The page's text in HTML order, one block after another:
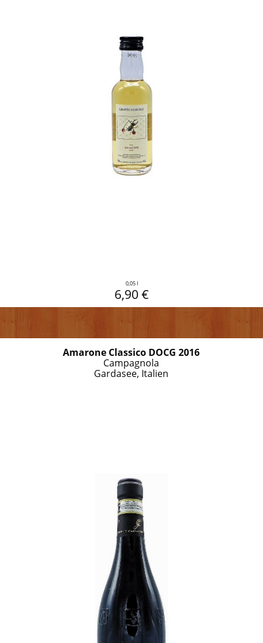
0,05 l
6,90 €
Amarone Classico DOCG 2016
Campagnola
Gardasee, Italien